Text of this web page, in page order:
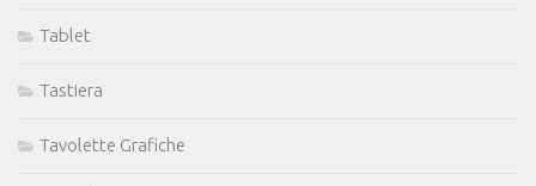
Tablet
Tastiera
Tavolette Grafiche